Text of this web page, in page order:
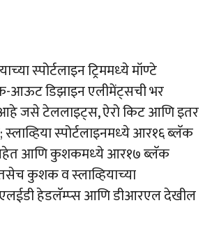
स्‍पोर्टलाइन ट्रिममध्‍ये मॉण्‍टे
आऊट डिझाइन एलीमेंट्सची भर
जसे टेललाइट्स, ऐरो किट आणि इतर
स्‍लाव्हिया स्‍पोर्टलाइनमध्‍ये आर१६ ब्‍लॅक
आणि कुशकमध्‍ये आर१७ ब्‍लॅक
कुशक व स्‍लाव्हियाच्‍या
एलईडी हेडलॅम्‍प्‍स आणि डीआरएल देखील